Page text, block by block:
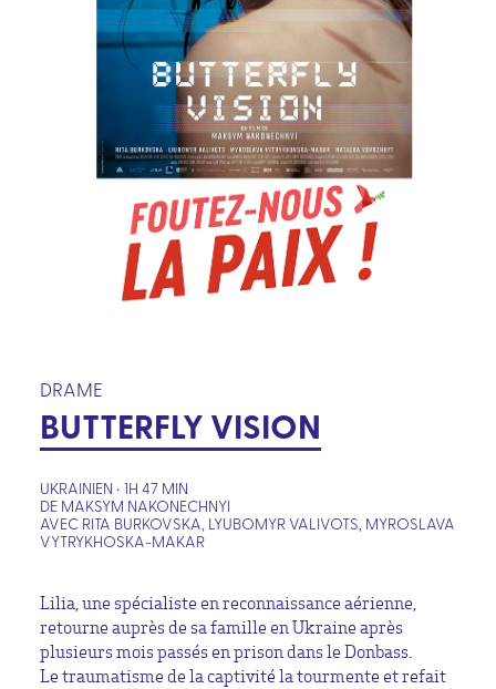
DRAME
BUTTERFLY VISION
UKRAINIEN • 1H 47 MIN
DE MAKSYM NAKONECHNYI
AVEC RITA BURKOVSKA, LYUBOMYR VALIVOTS, MYROSLAVA
VYTRYKHOSKA-MAKAR
Lilia, une spécialiste en reconnaissance aérienne,
retourne auprès de sa famille en Ukraine après
plusieurs mois passés en prison dans le Donbass.
Le traumatisme de la captivité la tourmente et refait